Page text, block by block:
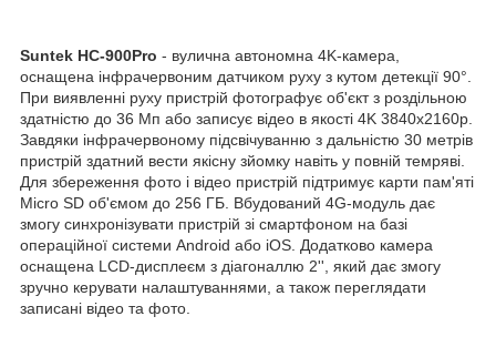
Suntek HC-900Pro - вулична автономна 4K-камера,
оснащена інфрачервоним датчиком руху з кутом детекції 90°.
При виявленні руху пристрій фотографує об'єкт з роздільною
здатністю до 36 Мп або записує відео в якості 4K 3840x2160p.
Завдяки інфрачервоному підсвічуванню з дальністю 30 метрів
пристрій здатний вести якісну зйомку навіть у повній темряві.
Для збереження фото і відео пристрій підтримує карти пам'яті
Micro SD об'ємом до 256 ГБ. Вбудований 4G-модуль дає
змогу синхронізувати пристрій зі смартфоном на базі
операційної системи Android або iOS. Додатково камера
оснащена LCD-дисплеєм з діагоналлю 2'', який дає змогу
зручно керувати налаштуваннями, а також переглядати
записані відео та фото.